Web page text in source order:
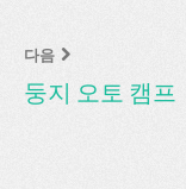
다음
둥지 오토 캠프